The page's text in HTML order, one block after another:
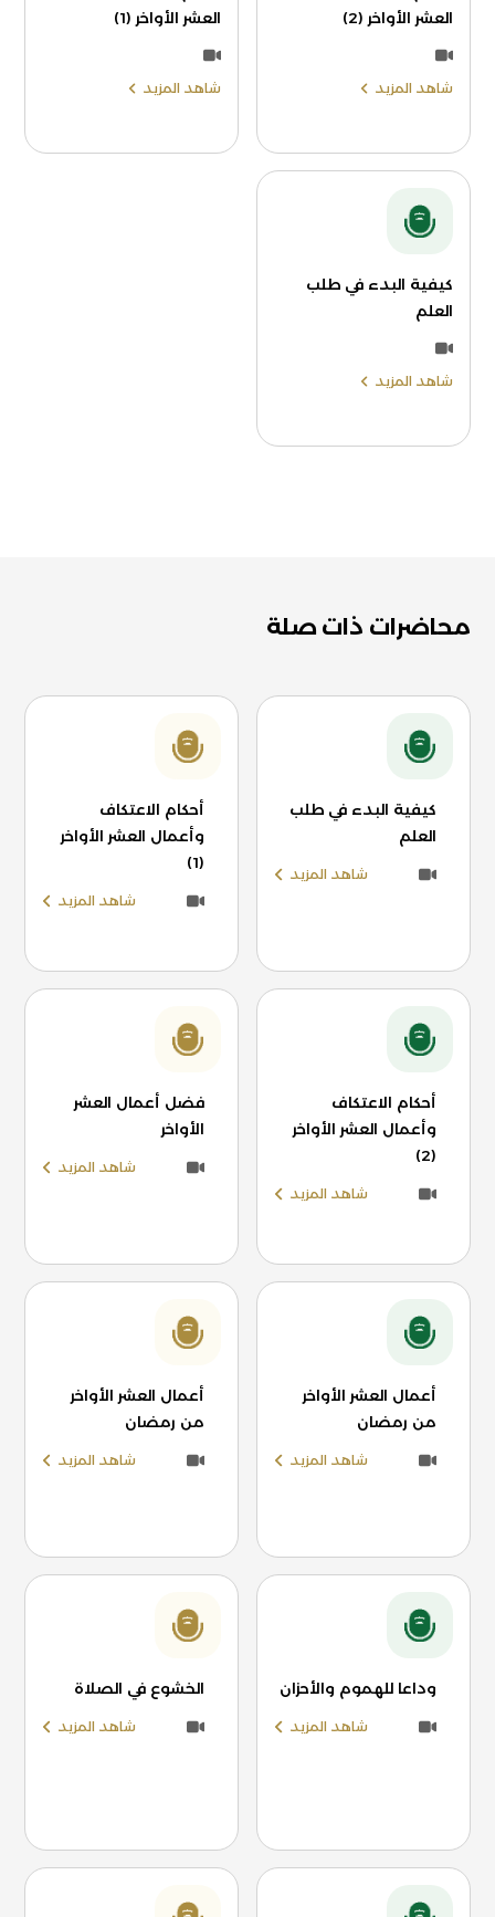
العشر الأواخر (2)
شاهد المزيد
العشر الأواخر (1)
شاهد المزيد
كيفية البدء في طلب
العلم
شاهد المزيد
محاضرات ذات صلة
كيفية البدء في طلب
العلم
شاهد المزيد
أحكام الاعتكاف
وأعمال العشر الأواخر
(1)
شاهد المزيد
أحكام الاعتكاف
وأعمال العشر الأواخر
(2)
شاهد المزيد
فضل أعمال العشر
الأواخر
شاهد المزيد
أعمال العشر الأواخر
من رمضان
شاهد المزيد
أعمال العشر الأواخر
من رمضان
شاهد المزيد
وداعا للهموم والأحزان
شاهد المزيد
الخشوع في الصلاة
شاهد المزيد